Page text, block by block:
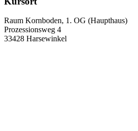
Raum Kornboden, 1. OG (Haupthaus)
Prozessionsweg 4
33428 Harsewinkel